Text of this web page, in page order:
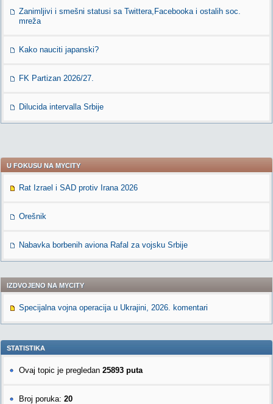
Zanimljivi i smešni statusi sa Twittera,Facebooka i ostalih soc.
mreža
Kako nauciti japanski?
FK Partizan 2026/27.
Dilucida intervalla Srbije
U FOKUSU NA MYCITY
Rat Izrael i SAD protiv Irana 2026
Orešnik
Nabavka borbenih aviona Rafal za vojsku Srbije
IZDVOJENO NA MYCITY
Specijalna vojna operacija u Ukrajini, 2026. komentari
STATISTIKA
Ovaj topic je pregledan 25893 puta
Broj poruka: 20